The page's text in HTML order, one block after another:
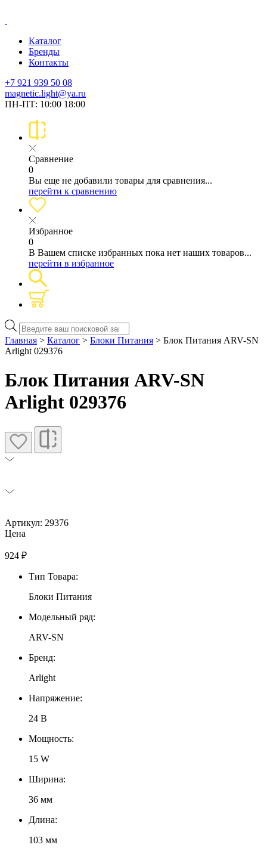
Каталог
Бренды
Контакты
+7 921 939 50 08
magnetic.light@ya.ru
ПН-ПТ: 10:00 18:00
Сравнение
0
Вы еще не добавили товары для сравнения...
перейти к сравнению
Избранное
0
В Вашем списке избранных пока нет наших товаров...
перейти в избранное
Поиск
товаров
Главная > Каталог > Блоки Питания > Блок Питания ARV-SN
Arlight 029376
Блок Питания ARV-SN
Arlight 029376
Артикул: 29376
Цена
924 ₽
Тип Товара:
Блоки Питания
Модельный ряд:
ARV-SN
Бренд:
Arlight
Напряжение:
24 В
Мощность:
15 W
Ширина:
36 мм
Длина:
103 мм